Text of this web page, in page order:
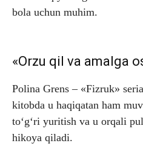
bola uchun muhim.
«Orzu qil va amalga
Polina Grens – «Fizruk»
kitobda u haqiqatan ham
to‘g‘ri yuritish va u orqali
hikoya qiladi.